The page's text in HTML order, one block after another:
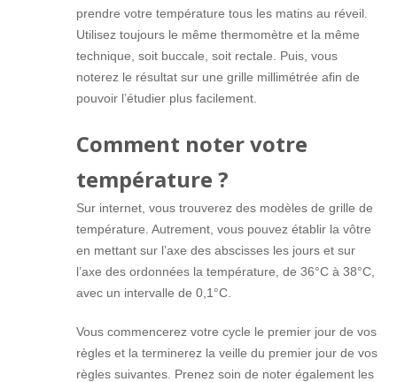
prendre votre température tous les matins au réveil.
Utilisez toujours le même thermomètre et la même
technique, soit buccale, soit rectale. Puis, vous
noterez le résultat sur une grille millimétrée afin de
pouvoir l’étudier plus facilement.
Comment noter votre
température ?
Sur internet, vous trouverez des modèles de grille de
température. Autrement, vous pouvez établir la vôtre
en mettant sur l’axe des abscisses les jours et sur
l’axe des ordonnées la température, de 36°C à 38°C,
avec un intervalle de 0,1°C.
Vous commencerez votre cycle le premier jour de vos
règles et la terminerez la veille du premier jour de vos
règles suivantes. Prenez soin de noter également les